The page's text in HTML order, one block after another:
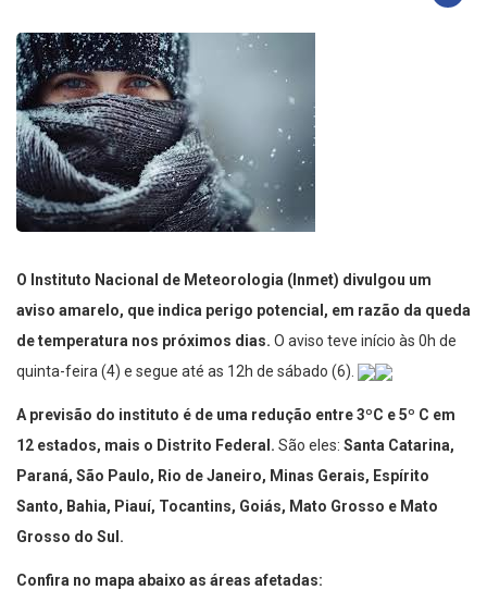
O Instituto Nacional de Meteorologia (Inmet) divulgou um
aviso amarelo, que indica perigo potencial, em razão da queda
de temperatura nos próximos dias. O aviso teve início às 0h de
quinta-feira (4) e segue até as 12h de sábado (6).
A previsão do instituto é de uma redução entre 3ºC e 5º C em
12 estados, mais o Distrito Federal. São eles: Santa Catarina,
Paraná, São Paulo, Rio de Janeiro, Minas Gerais, Espírito
Santo, Bahia, Piauí, Tocantins, Goiás, Mato Grosso e Mato
Grosso do Sul.
Confira no mapa abaixo as áreas afetadas: